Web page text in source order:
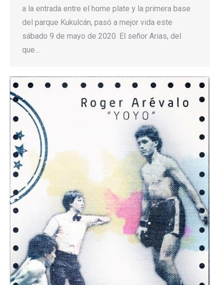
a la entrada entre el home plate y la primera base
del parque Kukulcán, pasó a mejor vida este
sábado 9 de mayo de 2020. El señor Arias, del
que…